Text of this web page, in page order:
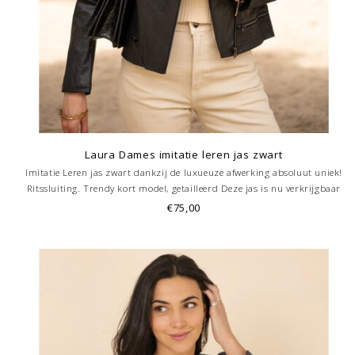
Laura Dames imitatie leren jas zwart
Imitatie Leren jas zwart dankzij de luxueuze afwerking absoluut uniek!
Ritssluiting. Trendy kort model, getailleerd Deze jas is nu verkrijgbaar
ook bij onze winkel in Hoorn.
€75,00